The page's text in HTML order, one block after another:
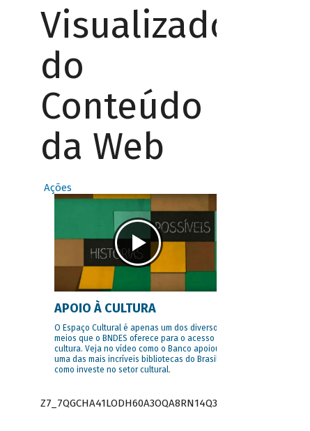
Visualizador
do
Conteúdo
da Web
Ações
APOIO À CULTURA
O Espaço Cultural é apenas um dos diversos
meios que o BNDES oferece para o acesso à
cultura. Veja no vídeo como o Banco apoiou
uma das mais incríveis bibliotecas do Brasil e
como investe no setor cultural.
Z7_7QGCHA41LODH60A3OQA8RN14Q3